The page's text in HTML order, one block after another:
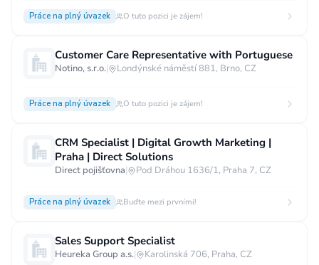
Práce na plný úvazek O tuto pozici je zájem!
Customer Care Representative with Portuguese
Notino, s.r.o.| Londýnské náměstí 881, Brno, CZ
Práce na plný úvazek O tuto pozici je zájem!
CRM Specialist | Digital Growth Marketing |
Praha | Direct Solutions
Direct pojišťovna| Pod Dráhou 1636/1, Praha 7, CZ
Práce na plný úvazek Buďte mezi prvními!
Sales Support Specialist
Heureka Group a.s.| Karolinská 706, Praha, CZ